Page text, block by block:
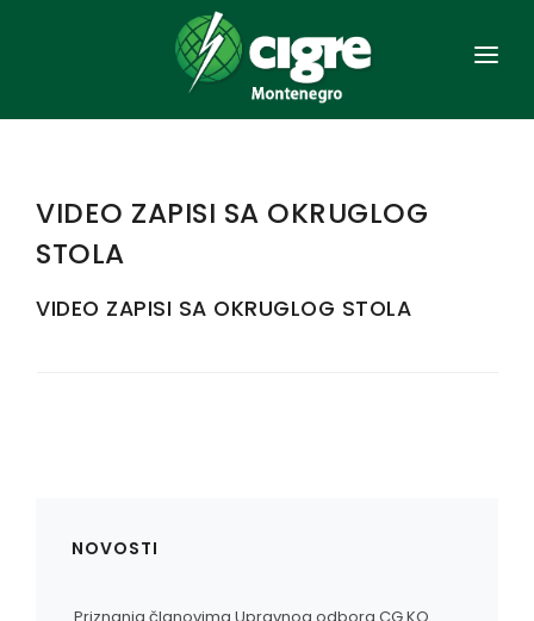
NASLOVNA
LINKOVI
VIDEO ZAPISI SA OKRUGLOG
STOLA
VIDEO ZAPISI SA OKRUGLOG STOLA
NOVOSTI